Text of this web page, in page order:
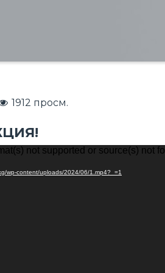
1912 просм.
not supported or source(s) not
wp-content/uploads/2024/06/1.mp4?_=1